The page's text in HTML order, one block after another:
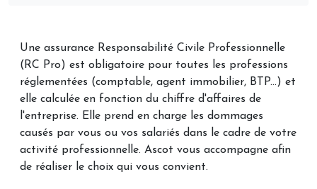
Une assurance Responsabilité Civile Professionnelle
(RC Pro) est obligatoire pour toutes les professions
réglementées (comptable, agent immobilier, BTP...) et
elle calculée en fonction du chiffre d'affaires de
l'entreprise. Elle prend en charge les dommages
causés par vous ou vos salariés dans le cadre de votre
activité professionnelle. Ascot vous accompagne afin
de réaliser le choix qui vous convient.